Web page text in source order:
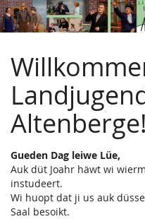
Zum
Haupt-
springen
Altenberge
e.V.
Altenberge!
Gueden Dag leiwe Lüe,
Auk düt Joahr häwt wi
instudeert.
Wi huopt dat ji us auk
Saal besoikt.